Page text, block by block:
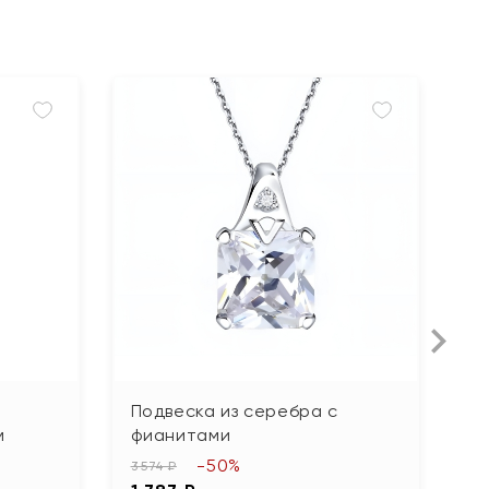
Подвеска из серебра с
фианитами
3 574 ₽ -50%